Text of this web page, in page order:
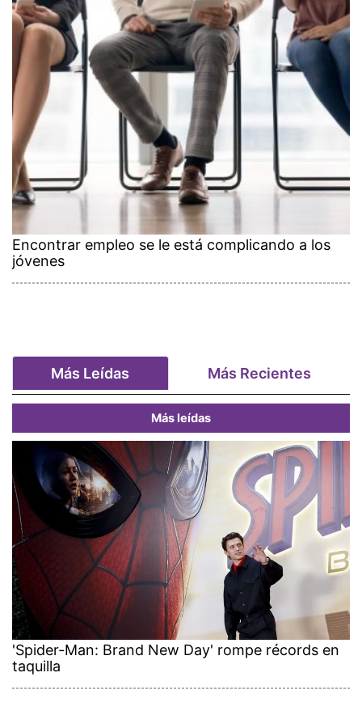
Encontrar empleo se le está complicando a los
jóvenes
Más Leídas Más Recientes
Más leídas
'Spider-Man: Brand New Day' rompe récords en
taquilla